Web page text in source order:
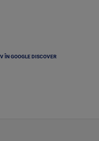
ÎN GOOGLE DISCOVER